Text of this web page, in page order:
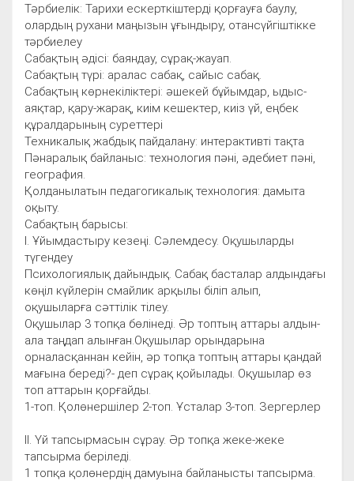
Тәрбиелік: Тарихи ескерткіштерді қорғауға баулу,
олардың рухани маңызын ұғындыру, отансүйгіштікке
тәрбиелеу
Сабақтың әдісі: баяндау, сұрақ-жауап.
Сабақтың түрі: аралас сабақ, сайыс сабақ.
Сабақтың көрнекіліктері: әшекей бұйымдар, ыдыс-
аяқтар, қару-жарақ, киім кешектер, киіз үй, еңбек
құралдарының суреттері
Техникалық жабдық пайдалану: интерактивті тақта
Пәнаралық байланыс: технология пәні, әдебиет пәні,
география.
Қолданылатын педагогикалық технология: дамыта
оқыту.
Сабақтың барысы:
I. Ұйымдастыру кезеңі. Сәлемдесу. Оқушыларды
түгендеу
Психологиялық дайындық. Сабақ басталар алдындағы
көңіл күйлерін смайлик арқылы біліп алып,
оқушыларға сәттілік тілеу.
Оқушылар 3 топқа бөлінеді. Әр топтың аттары алдын-
ала таңдап алынған.Оқушылар орындарына
орналасқаннан кейін, әр топқа топтың аттары қандай
мағына береді?- деп сұрақ қойылады. Оқушылар өз
топ аттарын қорғайды.
1-топ. Қолөнершілер 2-топ. Ұсталар 3-топ. Зергерлер
ІІ. Үй тапсырмасын сұрау. Әр топқа жеке-жеке
тапсырма беріледі.
1 топқа қолөнердің дамуына байланысты тапсырма.